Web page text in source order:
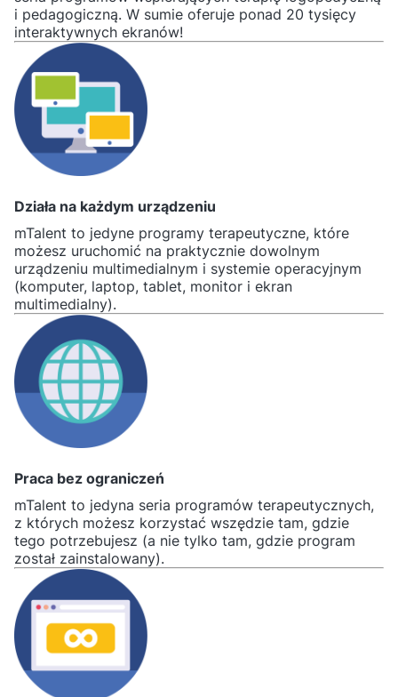
i pedagogiczną. W sumie oferuje ponad 20 tysięcy
interaktywnych ekranów!
Działa na każdym urządzeniu
mTalent to jedyne programy terapeutyczne, które
możesz uruchomić na praktycznie dowolnym
urządzeniu multimedialnym i systemie operacyjnym
(komputer, laptop, tablet, monitor i ekran
multimedialny).
Praca bez ograniczeń
mTalent to jedyna seria programów terapeutycznych,
z których możesz korzystać wszędzie tam, gdzie
tego potrzebujesz (a nie tylko tam, gdzie program
został zainstalowany).